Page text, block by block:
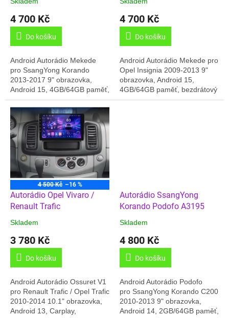
4 700 Kč
Do košíku
Android Autorádio Mekede
pro SsangYong Korando
2013-2017 9" obrazovka,
Android 15, 4GB/64GB paměť,
bezdrátový Carplay/Android
Auto, GPS, 4G- internet,
Český jazyk, 8core...
4 700 Kč
Do košíku
Android Autorádio Mekede pro
Opel Insignia 2009-2013 9"
obrazovka, Android 15,
4GB/64GB paměť, bezdrátový
Carplay/Android Auto, GPS,
4 500 Kč –16 %
Autorádio Opel Vivaro /
Renault Trafic
Skladem
3 780 Kč
Do košíku
Android Autorádio Ossuret V1
pro Renault Trafic / Opel Trafic
2010-2014 10.1" obrazovka,
Android 13, Carplay,
Autorádio SsangYong
Korando Podofo A3195
Skladem
4 800 Kč
Do košíku
Android Autorádio Podofo
pro SsangYong Korando C200
2010-2013 9" obrazovka,
Android 14, 2GB/64GB paměť,